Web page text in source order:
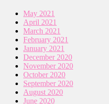
May 2021
April 2021
March 2021
February 2021
January 2021
December 2020
November 2020
October 2020
September 2020
August 2020
June 2020